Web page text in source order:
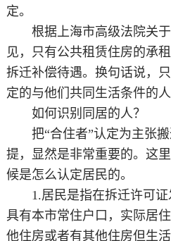
定。
根据上海市高级法院关于
见，只有公共租赁住房的承
拆迁补偿待遇。换句话说，
定的与他们共同生活条件的
如何识别同居的人？
把“合住者”认定为主张搬
提，显然是非常重要的。这
候是怎么认定居民的。
1.居民是指在拆迁许可证
具有本市常住户口，实际居
他住房或者有其他住房但生活